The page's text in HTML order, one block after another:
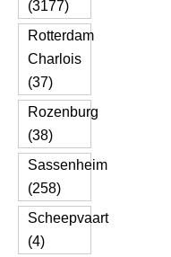
(3177)
Rotterdam
Charlois
(37)
Rozenburg
(38)
Sassenheim
(258)
Scheepvaart
(4)